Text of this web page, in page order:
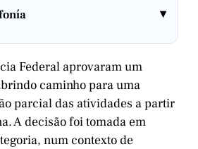
▾
Federal aprovaram um
caminho para uma
parcial das atividades a partir
A decisão foi tomada em
num contexto de